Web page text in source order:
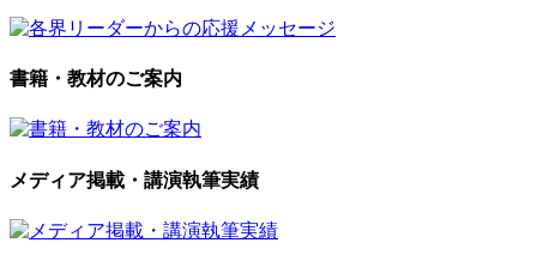
書籍・教材のご案内
メディア掲載・講演執筆実績